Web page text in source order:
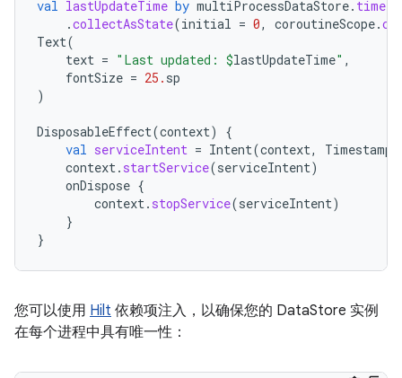
val lastUpdateTime by multiProcessDataStore.
.collectAsState(initial = 0, coroutineScope.
Text(
text = "Last updated: $lastUpdateTime" ,
fontSize = 25. sp
)
DisposableEffect(context)
{
val serviceIntent = Intent(context,
context. startService(serviceIntent)
onDispose {
context. stopService(serviceIntent)
}
}
您可以使用 Hilt 依赖项注入，以确保您的 DataStore 实例
在每个进程中具有唯一性：